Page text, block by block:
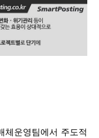
체운영팀에서 주도적